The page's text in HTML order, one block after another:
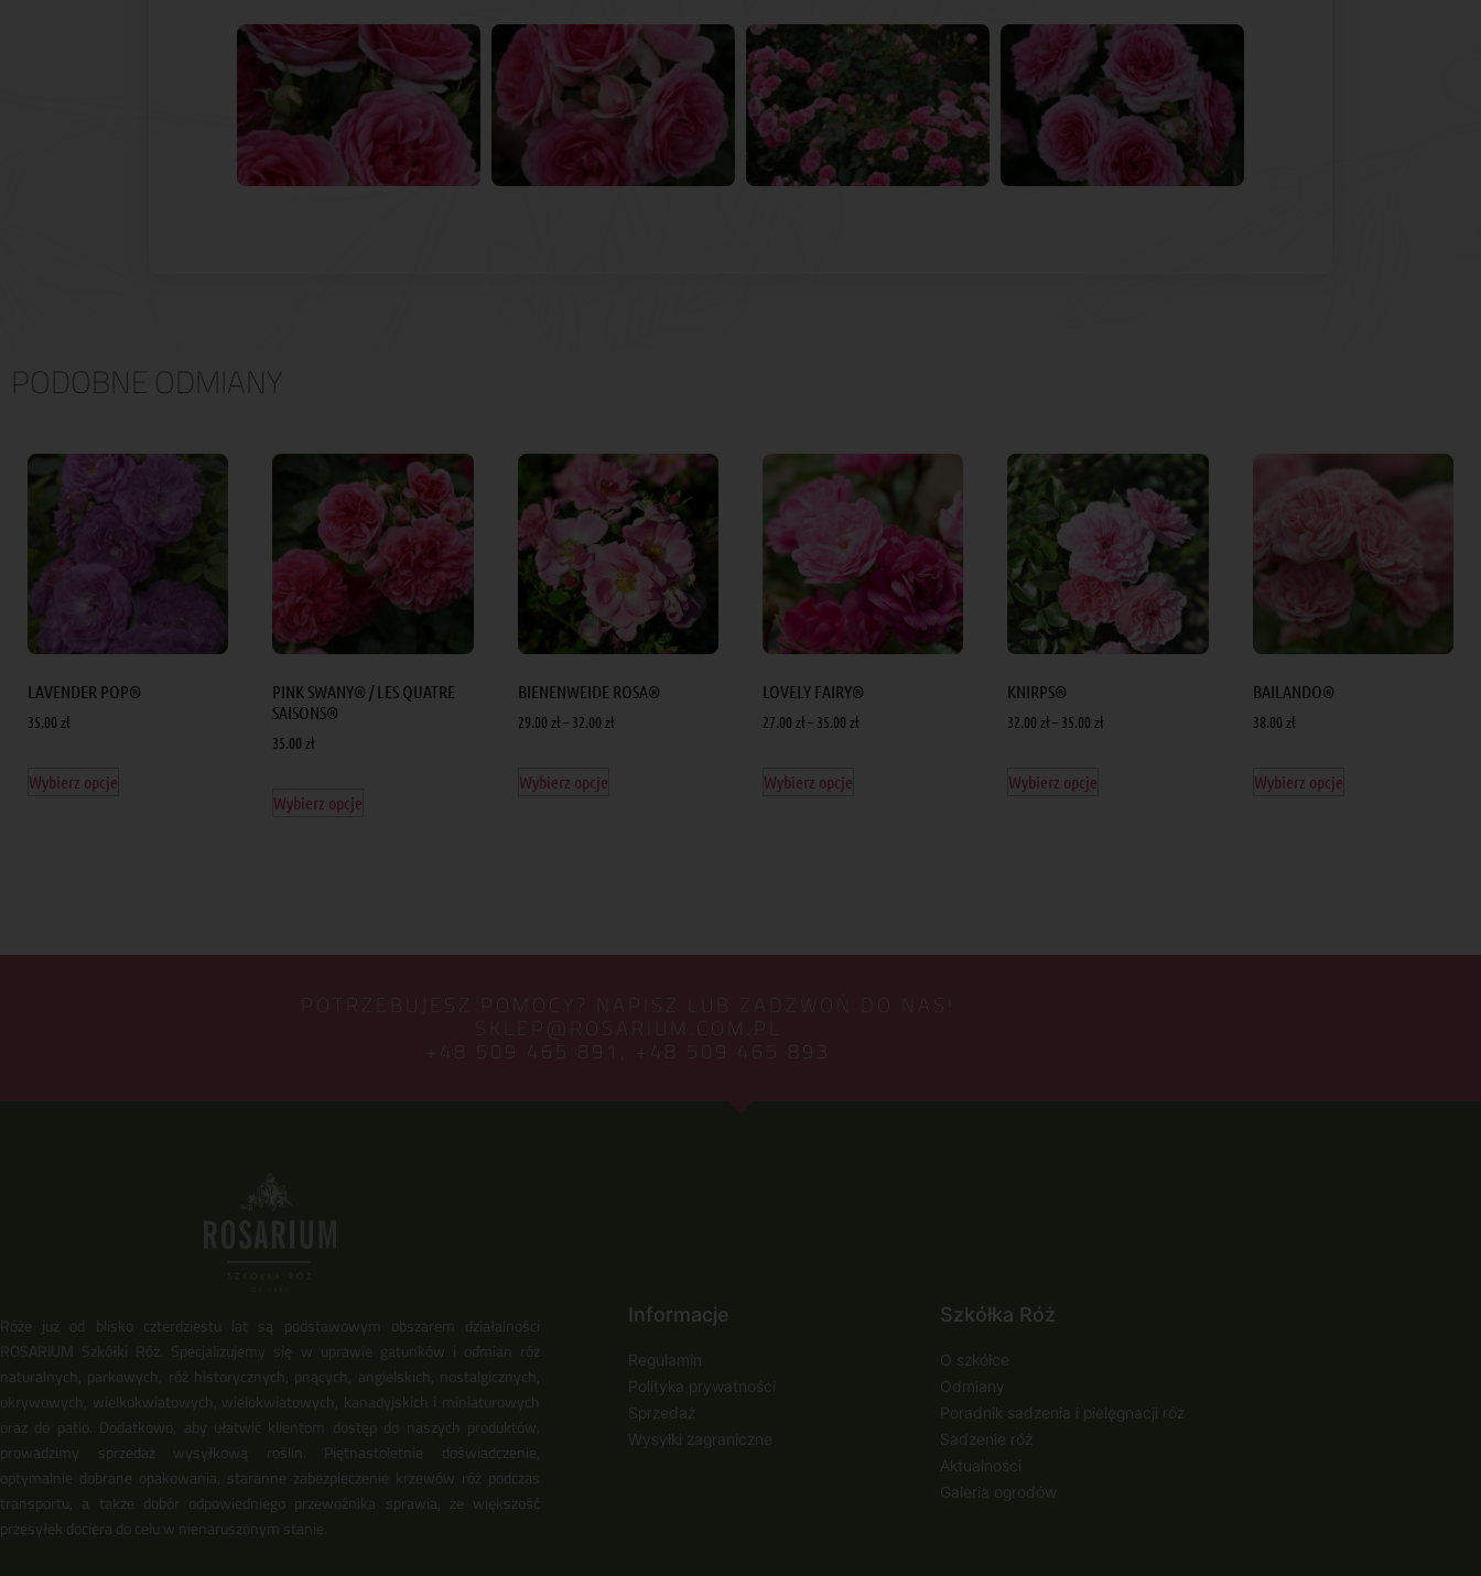
PODOBNE ODMIANY
LAVENDER POP®
35.00 zł
Wybierz opcje
PINK SWANY® / LES QUATRE
SAISONS®
35.00 zł
Wybierz opcje
BIENENWEIDE ROSA®
29.00 zł– 32.00 zł
Wybierz opcje
LOVELY FAIRY®
27.00 zł– 35.00 zł
Wybierz opcje
KNIRPS®
32.00 zł– 35.00 zł
Wybierz opcje
BAILANDO®
38.00 zł
Wybierz opcje
POTRZEBUJESZ POMOCY? NAPISZ LUB ZADZWOŃ DO NAS!
SKLEP@ROSARIUM.COM.PL
+48 509 465 891, +48 509 465 893
Róże już od blisko czterdziestu lat są podstawowym obszarem działalności
ROSARIUM Szkółki Róż. Specjalizujemy się w uprawie gatunków i odmian róż
naturalnych, parkowych, róż historycznych, pnących, angielskich, nostalgicznych,
okrywowych, wielkokwiatowych, wielokwiatowych, kanadyjskich i miniaturowych
oraz do patio. Dodatkowo, aby ułatwić klientom dostęp do naszych produktów,
prowadzimy sprzedaż wysyłkową roślin. Piętnastoletnie doświadczenie,
optymalnie dobrane opakowania, staranne zabezpieczenie krzewów róż podczas
transportu, a także dobór odpowiedniego przewoźnika sprawia, że większość
przesyłek dociera do celu w nienaruszonym stanie.
Informacje
Regulamin
Polityka prywatności
Sprzedaż
Wysyłki zagraniczne
Szkółka Róż
O szkółce
Odmiany
Poradnik sadzenia i pielęgnacji róż
Sadzenie róż
Aktualności
Galeria ogrodów